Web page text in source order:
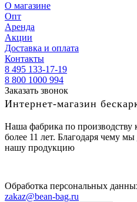
О магазине
Опт
Аренда
Акции
Доставка и оплата
Контакты
8 495 133-17-19
8 800 1000 994
Заказать звонок
Интернет-магазин
Наша фабрика по производству
более 11 лет. Благодаря чему
нашу продукцию
Обработка персональных
zakaz@bean-bag.ru